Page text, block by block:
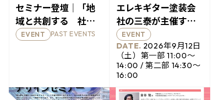
セミナー登壇｜「地
域と共創する 社会
課題解決型プロダク
会」が開催
EVENT PAST EVENTS
エレキギター塗装会
社の三泰が主催する
展覧イベント、「三
音祭 2026」開催のお
知らせ
EVENT
2026年9月12日
（土）第一部 11:00〜
14:00 / 第二部 14:30〜
16:00